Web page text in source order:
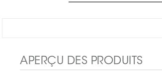
APERÇU DES PRODUITS